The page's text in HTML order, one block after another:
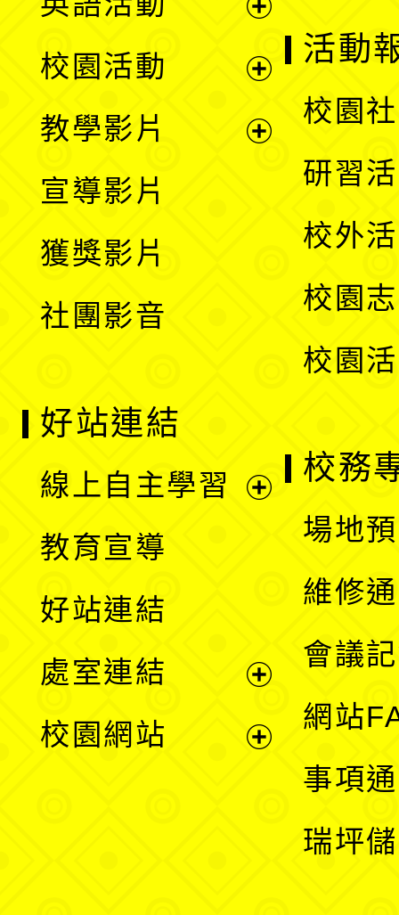
選
校園活動
教學影片
宣導影片
獲獎影片
社團影音
活動
校園
研習
校外
校園
校園
好站連結
線上自主學習
單
教育宣導
好站連結
處室連結
校園網站
校務
場地
維修
會議
網站
事項
瑞坪